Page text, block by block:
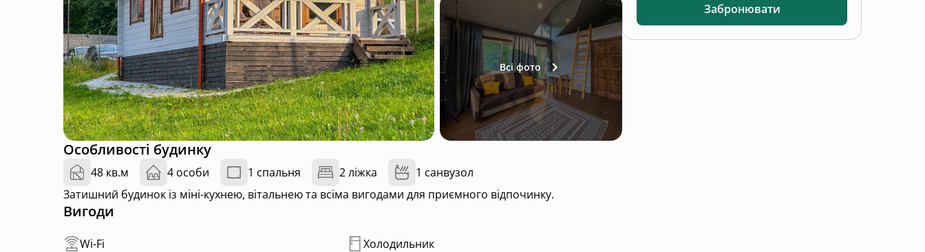
Всі фото
Особливості будинку
48 кв.м 4 особи 1 спальня 2 ліжка
1 санвузол
Затишний будинок із міні-кухнею, вітальнею та всіма вигодами для приємного відпочинку.
Вигоди
Wi-Fi Холодильник
Забронювати